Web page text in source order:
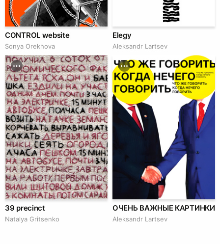
CONTROL website
Sonya Orekhova
Elegy
Аleksandr Lartsev
39 precinct
Natalya Gritsenko
ОЧЕНЬ ВАЖНЫЕ КАРТИНКИ
Аleksandr Lartsev